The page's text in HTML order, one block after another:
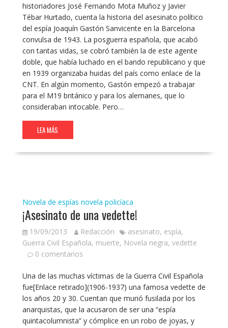
historiadores José Fernando Mota Muñoz y Javier
Tébar Hurtado, cuenta la historia del asesinato político
del espía Joaquín Gastón Sanvicente en la Barcelona
convulsa de 1943. La posguerra española, que acabó
con tantas vidas, se cobró también la de este agente
doble, que había luchado en el bando republicano y que
en 1939 organizaba huidas del país como enlace de la
CNT. En algún momento, Gastón empezó a trabajar
para el M19 británico y para los alemanes, que lo
consideraban intocable. Pero…
LEA MÁS
Novela de espías novela policíaca
¡Asesinato de una vedette!
19/09/2013 Redacción asesinato, espía,
Guerra Civil Española, muerte, Novela negra, vedette
0 comentarios
Una de las muchas víctimas de la Guerra Civil Española
fue[Enlace retirado](1906-1937) una famosa vedette de
los años 20 y 30. Cuentan que murió fusilada por los
anarquistas, que la acusaron de ser una “espía
quintacolumnista” y cómplice en un robo de joyas, y